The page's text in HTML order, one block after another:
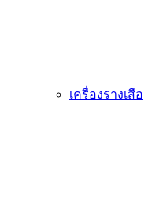
เครื่องรางเสือ